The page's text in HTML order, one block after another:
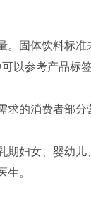
固体饮料标准
以参考产品标
的消费者部分
妇女、婴幼儿
。